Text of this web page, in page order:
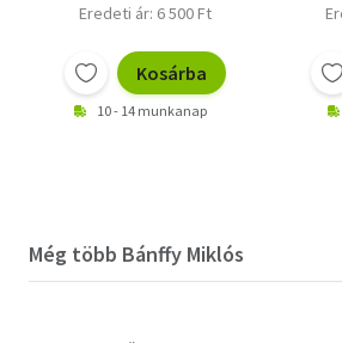
Eredeti ár: 6 500 Ft
Kosárba
10 - 14 munkanap
Még több Bánffy Miklós